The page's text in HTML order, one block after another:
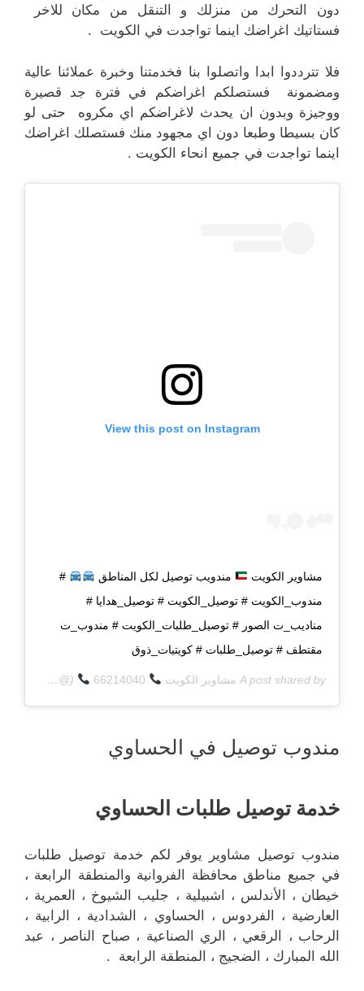
دون التحرك من منزلك و التنقل من مكان للاخر
فستاتيك اغراضك اينما تواجدت في الكويت .
فلا تترددوا ابدا واتصلوا بنا فخدمتنا وخبرة عملائنا عالية
ومضمونة فستصلكم اغراضكم في فترة جد قصيرة
ووجيزة وبدون ان يحدث لاغراضكم اي مكروه حتى لو
كان بسيطا وطبعا دون اي مجهود منك فستصلك اغراضك
اينما تواجدت في جميع انحاء الكويت .
View this post on Instagram
مشاوير الكويت مندويب توصيل لكل المناطق
#
مندوب_الكويت # توصيل_الكويت # توصيل_هدايا #
مناديب_ت الصور # توصيل_طلبات_الكويت # مندوب_ت
مقتطف # توصيل_طلبات # كويتيات_ذوق
A post shared by مشاوير الكويت (@q8deliverycom) on
مندوب توصيل في الحساوي
خدمة توصيل طلبات الحساوي
مندوب توصيل مشاوير يوفر لكم خدمة توصيل طلبات
في جميع مناطق محافظة الفروانية والمنطقة الرابعة ،
خيطان ، الأندلس ، اشبيلية ، جليب الشيوخ ، العمرية ،
العارضية ، الفردوس ، الحساوي ، الشدادية ، الرابية ،
الرحاب ، الرقعي ، الري الصناعية ، صباح الناصر ، عبد
الله المبارك ، الضجيج ، المنطقة الرابعة .